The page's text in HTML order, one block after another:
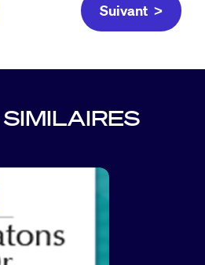
Suivant >